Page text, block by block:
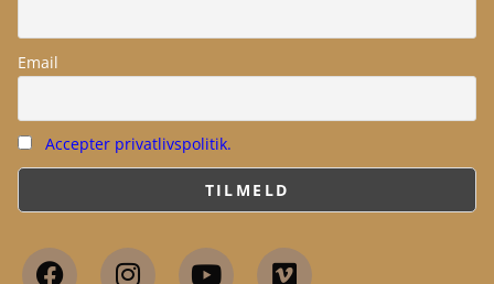
Email
Accepter privatlivspolitik.